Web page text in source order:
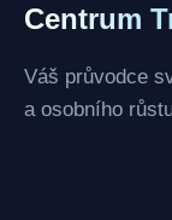
Centrum
Váš průvodce
a osobního